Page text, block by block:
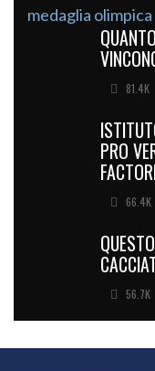
81.4K
PRO
66.4K
56.7K